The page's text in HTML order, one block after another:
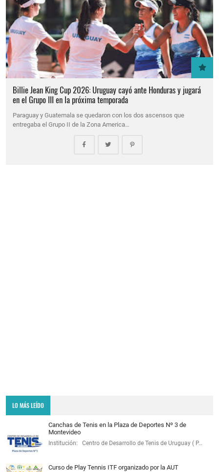
Billie Jean King Cup 2026: Uruguay cayó ante Honduras y jugará
en el Grupo III en la próxima temporada
Paraguay y Guatemala se quedaron con los dos ascensos que
entregaba el Grupo II de la Zona America…
LO MÁS LEÍDO
Canchas de Tenis en la Plaza de Deportes Nº 3 de
Montevideo
Institución: Centro de Desarrollo de Tenis de Uruguay ( P…
Curso de Play Tennis ITF organizado por la AUT